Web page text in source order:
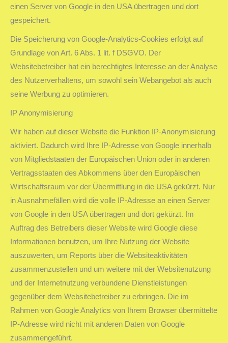
einen Server von Google in den USA übertragen und dort
gespeichert.
Die Speicherung von Google-Analytics-Cookies erfolgt auf
Grundlage von Art. 6 Abs. 1 lit. f DSGVO. Der
Websitebetreiber hat ein berechtigtes Interesse an der Analyse
des Nutzerverhaltens, um sowohl sein Webangebot als auch
seine Werbung zu optimieren.
IP Anonymisierung
Wir haben auf dieser Website die Funktion IP-Anonymisierung
aktiviert. Dadurch wird Ihre IP-Adresse von Google innerhalb
von Mitgliedstaaten der Europäischen Union oder in anderen
Vertragsstaaten des Abkommens über den Europäischen
Wirtschaftsraum vor der Übermittlung in die USA gekürzt. Nur
in Ausnahmefällen wird die volle IP-Adresse an einen Server
von Google in den USA übertragen und dort gekürzt. Im
Auftrag des Betreibers dieser Website wird Google diese
Informationen benutzen, um Ihre Nutzung der Website
auszuwerten, um Reports über die Websiteaktivitäten
zusammenzustellen und um weitere mit der Websitenutzung
und der Internetnutzung verbundene Dienstleistungen
gegenüber dem Websitebetreiber zu erbringen. Die im
Rahmen von Google Analytics von Ihrem Browser übermittelte
IP-Adresse wird nicht mit anderen Daten von Google
zusammengeführt.